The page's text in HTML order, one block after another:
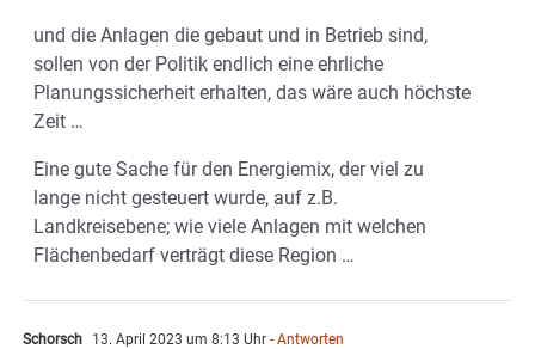
und die Anlagen die gebaut und in Betrieb sind,
sollen von der Politik endlich eine ehrliche
Planungssicherheit erhalten, das wäre auch höchste
Zeit …
Eine gute Sache für den Energiemix, der viel zu
lange nicht gesteuert wurde, auf z.B.
Landkreisebene; wie viele Anlagen mit welchen
Flächenbedarf verträgt diese Region …
Schorsch 13. April 2023 um 8:13 Uhr - Antworten